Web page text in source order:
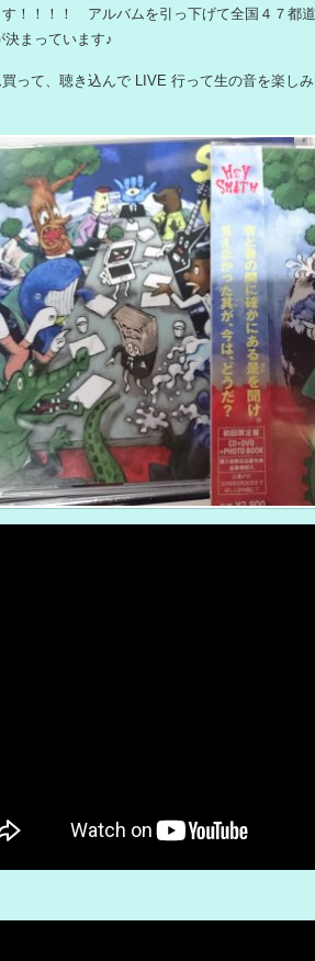
す！！！！ アルバムを引っ下げて全国４７都
決まっています♪
買って、聴き込んで LIVE 行って生の音を楽し